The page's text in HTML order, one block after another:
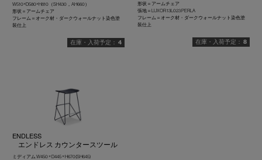
W510×D580×H810（SH430，AH660）
形状＝アームチェア
フレーム＝オーク材・ダークウォールナット染色塗
装仕上
4
形状＝アームチェア
張地＝LUXOR 13L023 PERLA
フレーム＝オーク材・ダークウォールナット染色塗
装仕上
8
ENDLESS
エンドレス カウンタースツール
ミディアム W450 × D445 × H670(SH645)